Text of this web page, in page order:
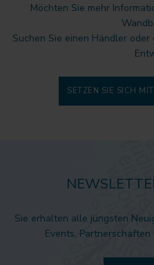
Möchten Sie mehr
Suchen Sie einen Händler
SETZEN SIE SICH
Sie erhalten alle jüngsten
Events,